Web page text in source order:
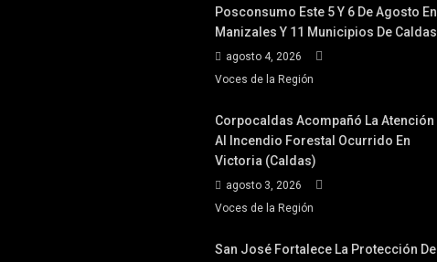
Posconsumo Este 5 Y 6 De Agosto En
Manizales Y 11 Municipios De Caldas
agosto 4, 2026
Voces de la Región
Corpocaldas Acompañó La Atención
Al Incendio Forestal Ocurrido En
Victoria (Caldas)
agosto 3, 2026
Voces de la Región
San José Fortalece La Protección De